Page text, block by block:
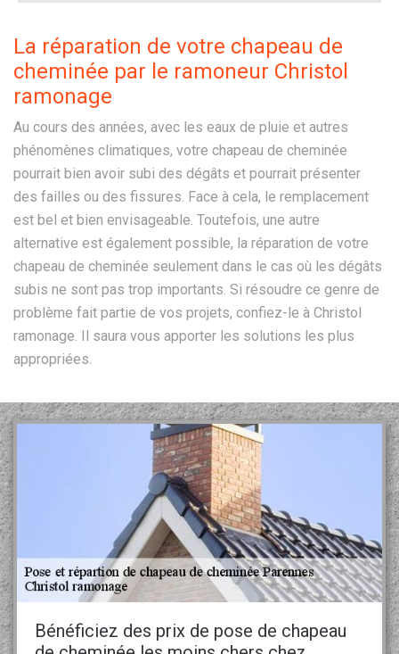
La réparation de votre chapeau de
cheminée par le ramoneur Christol
ramonage
Au cours des années, avec les eaux de pluie et autres
phénomènes climatiques, votre chapeau de cheminée
pourrait bien avoir subi des dégâts et pourrait présenter
des failles ou des fissures. Face à cela, le remplacement
est bel et bien envisageable. Toutefois, une autre
alternative est également possible, la réparation de votre
chapeau de cheminée seulement dans le cas où les dégâts
subis ne sont pas trop importants. Si résoudre ce genre de
problème fait partie de vos projets, confiez-le à Christol
ramonage. Il saura vous apporter les solutions les plus
appropriées.
Bénéficiez des prix de pose de chapeau